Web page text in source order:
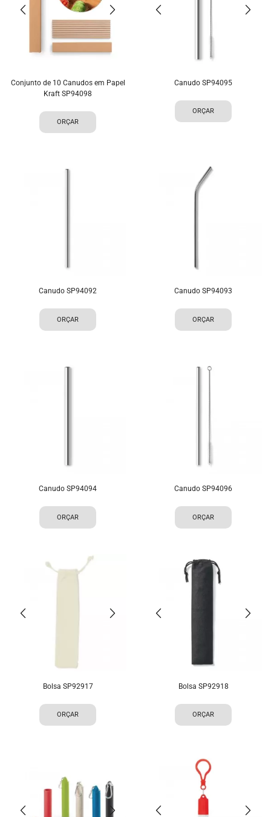
Conjunto de 10 Canudos em Papel
Kraft SP94098
ORÇAR
Canudo SP94095
ORÇAR
Canudo SP94092
ORÇAR
Canudo SP94093
ORÇAR
Canudo SP94094
ORÇAR
Canudo SP94096
ORÇAR
Bolsa SP92917
ORÇAR
Bolsa SP92918
ORÇAR